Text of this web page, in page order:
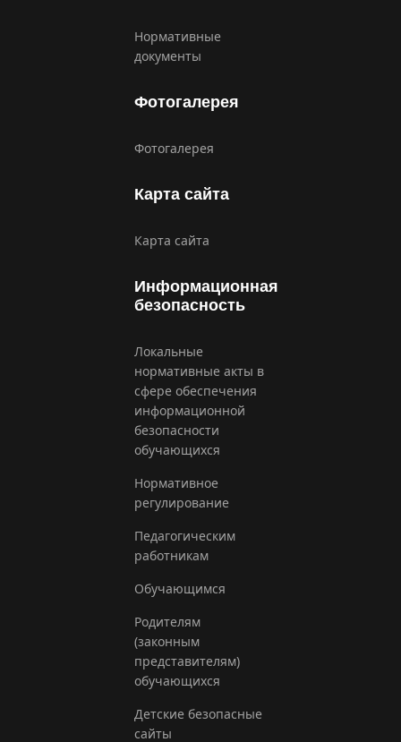
Нормативные
документы
Фотогалерея
Фотогалерея
Карта сайта
Карта сайта
Информационная
безопасность
Локальные
нормативные акты в
сфере обеспечения
информационной
безопасности
обучающихся
Нормативное
регулирование
Педагогическим
работникам
Обучающимся
Родителям
(законным
представителям)
обучающихся
Детские безопасные
сайты